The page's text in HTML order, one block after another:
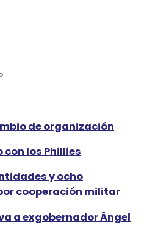
de organización
con los Phillies
y ocho
cooperación militar
a exgobernador Ángel